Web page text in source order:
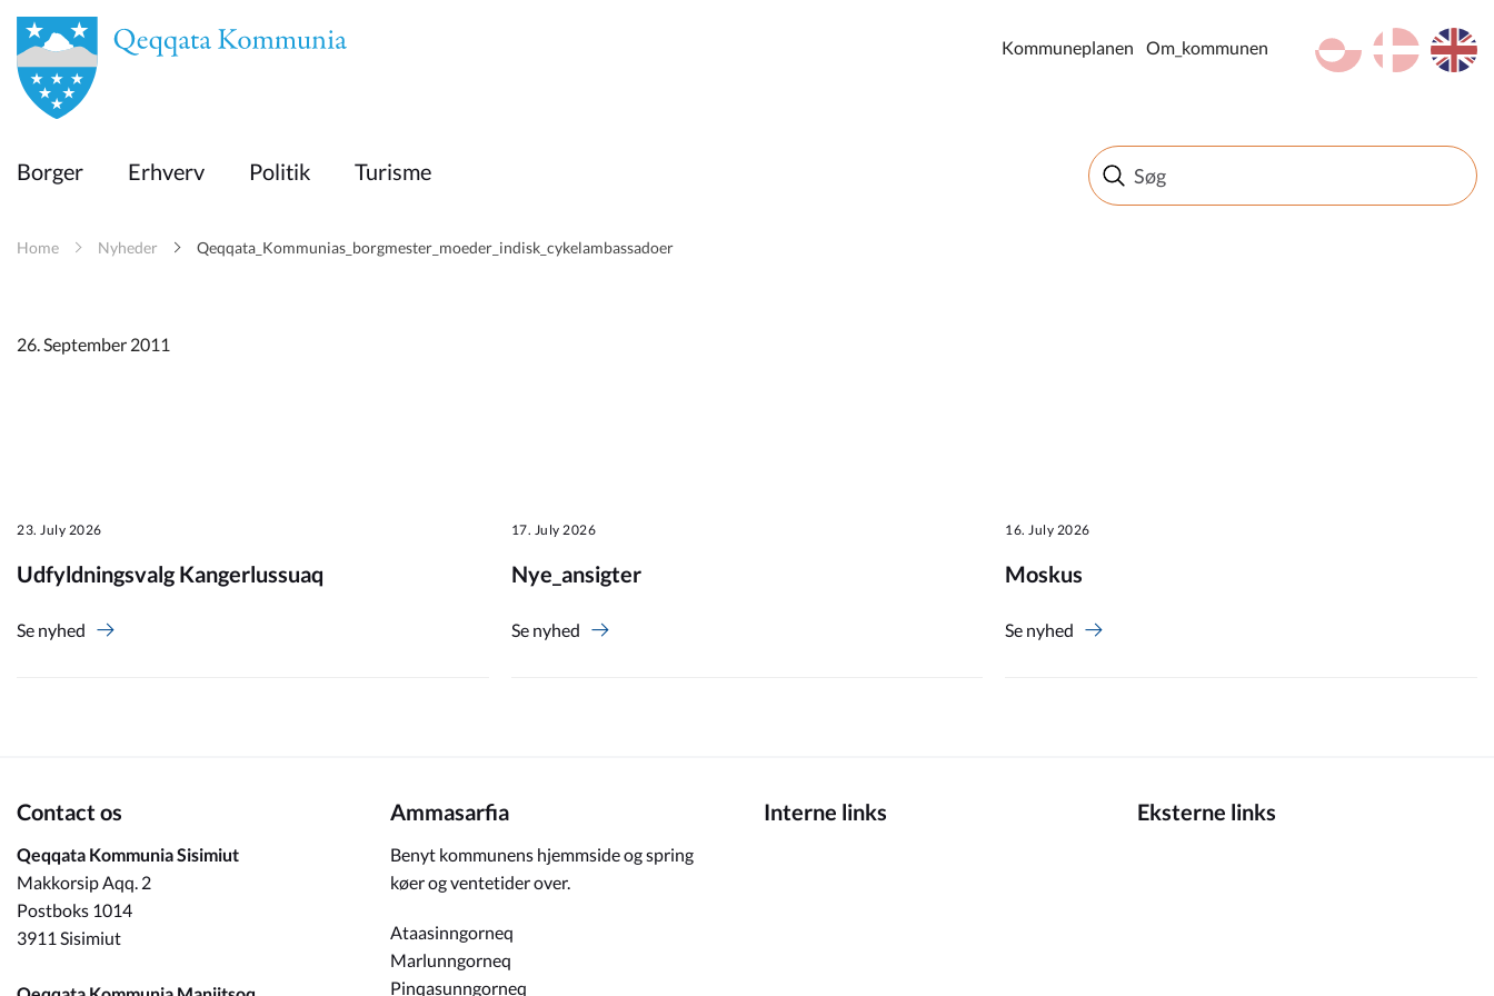
en
Borger
Erhverv
Turisme
Om_kommunen
en
da
kl-GL
Kommuneplanen Om_kommunen
Borger Erhverv Politik Turisme
Home Nyheder Qeqqata_Kommunias_borgmester_moeder_indisk_cykelambassadoer
26. September 2011
23. July 2026
Udfyldningsvalg Kangerlussuaq
Se nyhed
17. July 2026
Nye_ansigter
Se nyhed
16. July 2026
Moskus
Se nyhed
Contact os
Qeqqata Kommunia Sisimiut
Makkorsip Aqq. 2
Postboks 1014
3911 Sisimiut
Ammasarfia
Benyt kommunens hjemmside og spring
køer og ventetider over.
Ataasinngorneq
Marlunngorneq
Pinqasunngorneq
Interne links Eksterne links